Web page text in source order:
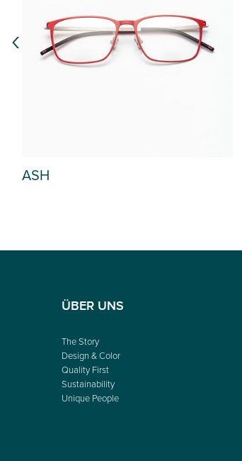
ASH
‹
ÜBER UNS
The Story
Design & Color
Quality First
Sustainability
Unique People